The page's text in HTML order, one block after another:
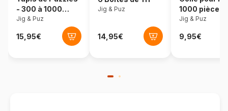
- 300 à 1000
pièces
Jig & Puz
Jig & Puz
1000 pièces
Jig & Puz